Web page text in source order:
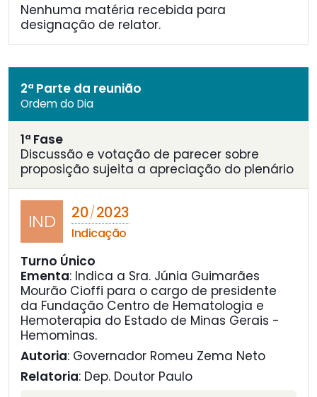
Nenhuma matéria recebida para
designação de relator.
2ª Parte da reunião
Ordem do Dia
1ª Fase
Discussão e votação de parecer sobre
proposição sujeita a apreciação do plenário
IND 20/2023
Indicação
Turno Único
Ementa: Indica a Sra. Júnia Guimarães
Mourão Cioffi para o cargo de presidente
da Fundação Centro de Hematologia e
Hemoterapia do Estado de Minas Gerais -
Hemominas.
Autoria: Governador Romeu Zema Neto
Relatoria: Dep. Doutor Paulo